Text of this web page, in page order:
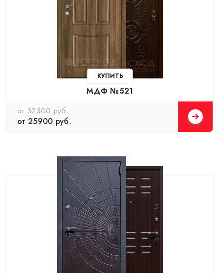
КУПИТЬ
МДФ №521
от 32300 руб.
от 25900 руб.